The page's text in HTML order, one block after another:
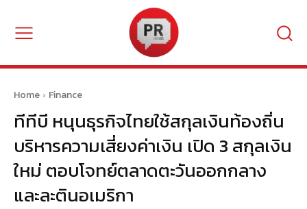
Home Finance
ทีทีบี หนุนธุรกิจไทยใช้สกุลเงินท้องถิ่น
บริหารความเสี่ยงค่าเงิน เปิด 3 สกุลเงิน
ใหม่ ตอบโจทย์ตลาดตะวันออกกลาง
และละตินอเมริกา